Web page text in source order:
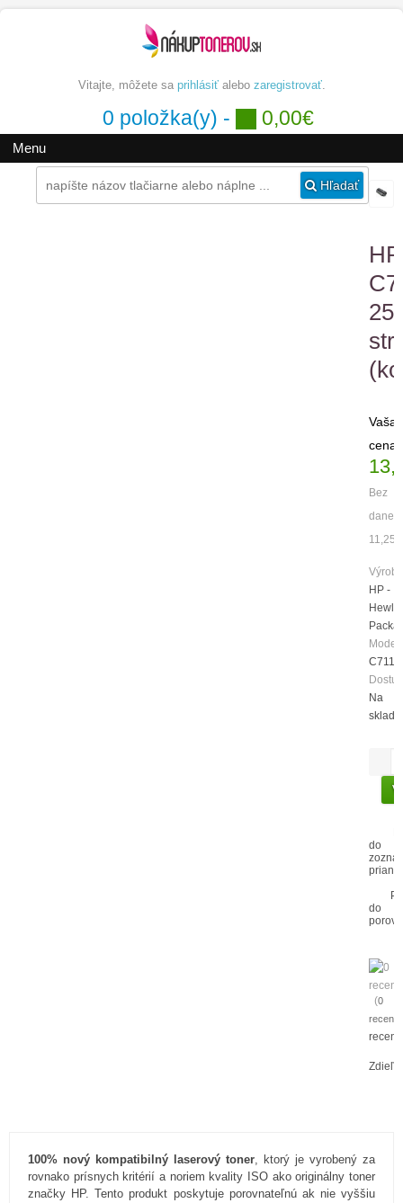
Vitajte, môžete sa prihlásiťalebo zaregistrovať.
0 položka(y) - 0,00€
Hľadať
Menu
HP
Vaša
cena:
Bez
dane:
11,25€
HP -
Model:
Na
sklade
do
prianí
do
(0
100% nový kompatibilný laserový toner, ktorý je vyrobený za
rovnako prísnych kritérií a noriem kvality ISO ako originálny toner
značky HP. Tento produkt poskytuje porovnateľnú ak nie vyššiu